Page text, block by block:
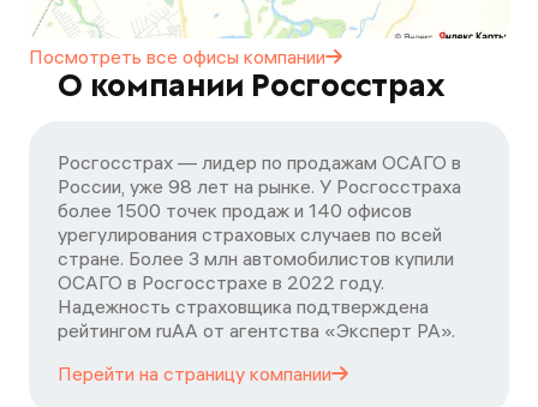
Посмотреть все офисы компании
О компании Росгосстрах
Росгосстрах — лидер по продажам ОСАГО в
России, уже 98 лет на рынке. У Росгосстраха
более 1500 точек продаж и 140 офисов
урегулирования страховых случаев по всей
стране. Более 3 млн автомобилистов купили
ОСАГО в Росгосстрахе в 2022 году.
Надежность страховщика подтверждена
рейтингом ruАА от агентства «Эксперт РА».
Перейти на страницу компании